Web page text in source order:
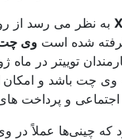
می رسد از
شده استوی چت
توییتر در ماه
چت باشد و امکان
و پرداخت های
چینی‌ها عملاً در وی